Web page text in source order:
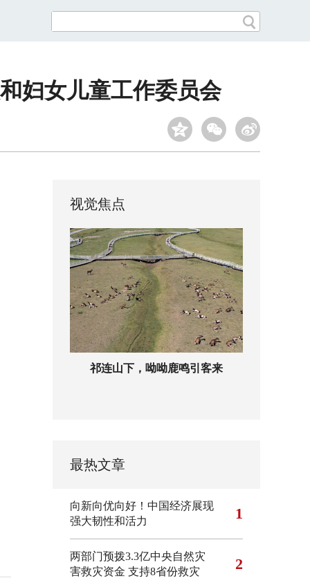
妇女儿童工作委员会
视觉焦点
祁连山下，呦呦鹿鸣引客来
最热文章
向新向优向好！中国经济展现
强大韧性和活力
1
两部门预拨3.3亿中央自然灾
害救灾资金 支持8省份救灾
2